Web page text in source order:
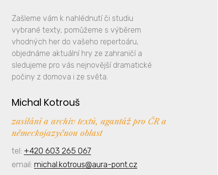
Zašleme vám k nahlédnutí či studiu
vybrané texty, pomůžeme s výběrem
vhodných her do vašeho repertoáru,
objednáme aktuální hry ze zahraničí a
sledujeme pro vás nejnovější dramatické
počiny z domova i ze světa.
Michal Kotrouš
zasílání a archiv textů, agantáž pro ČR a
německojazyčnou oblast
tel: +420 603 265 067
email: michal.kotrous@aura-pont.cz